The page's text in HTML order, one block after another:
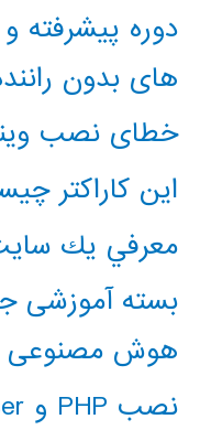
دوره پیشرفته
های بدون
خطای نصب
این کاراکتر چیست؟
معرفي يك
بسته آموزشی
هوش مصنوعی
نصب PHP و composer در ویندوز 10